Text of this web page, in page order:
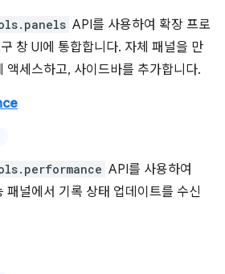
API를 사용하여 확장 프로
창 UI에 통합합니다. 자체 패널을 만
액세스하고, 사이드바를 추가합니다.
API를 사용하여
패널에서 기록 상태 업데이트를 수신